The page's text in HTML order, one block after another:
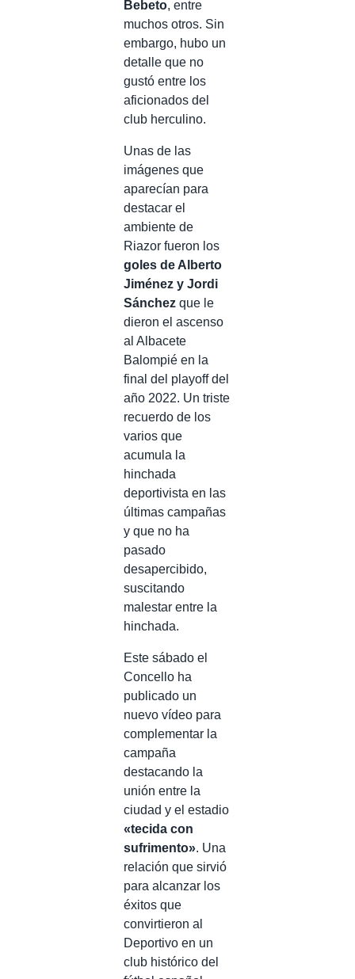
Bebeto, entre
muchos otros. Sin
embargo, hubo un
detalle que no
gustó entre los
aficionados del
club herculino.
Unas de las
imágenes que
aparecían para
destacar el
ambiente de
Riazor fueron los
goles de Alberto
Jiménez y Jordi
Sánchez que le
dieron el ascenso
al Albacete
Balompié en la
final del playoff del
año 2022. Un triste
recuerdo de los
varios que
acumula la
hinchada
deportivista en las
últimas campañas
y que no ha
pasado
desapercibido,
suscitando
malestar entre la
hinchada.
Este sábado el
Concello ha
publicado un
nuevo vídeo para
complementar la
campaña
destacando la
unión entre la
ciudad y el estadio
«tecida con
sufrimento». Una
relación que sirvió
para alcanzar los
éxitos que
convirtieron al
Deportivo en un
club histórico del